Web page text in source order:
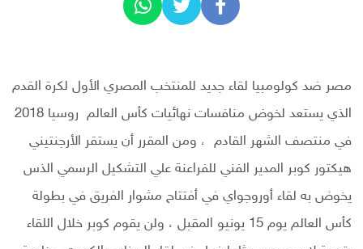
مصر ضد كولومبيا لقاء جديد للمنتخب المصري الأول لكرة القدم
الذي يستعد لخوض منافسات نهائيات كأس العالم روسيا 2018
في منتصف الشهر القادم ، ومن المقرر أن يستقر الأرجنتيني
هيكتور كوبر المدير الفني للفراعنة علي التشكيل الرسمي الذس
يخوض به لقاء أوروجواي في أفتتاح مشوار الفريق في بطولة
كأس العالم يوم 15 يونيو المقبل ، ولن يقوم كوبر خلال اللقاء